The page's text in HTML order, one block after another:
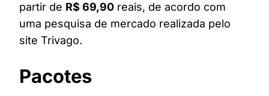
partir de R$ 69,90 reais, de acordo com
uma pesquisa de mercado realizada pelo
site Trivago.
Pacotes